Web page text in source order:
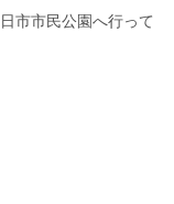
市市民公園へ行って